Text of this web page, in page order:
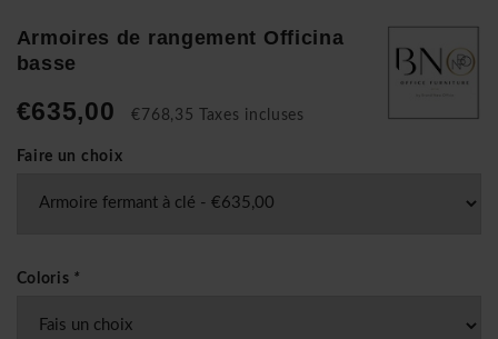
Armoires de rangement Officina
basse
€635,00 €768,35 Taxes incluses
Faire un choix
Coloris *